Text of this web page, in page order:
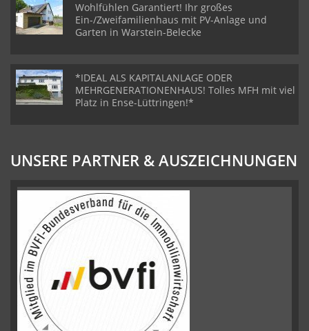
Wohlfühlen Garantiert! Ihr großes
Ein-/Zweifamilienhaus mit PV-Anlage und
Garten in Warstein-Belecke
*IDEAL ALS KAPITALANLAGE ODER
MEHRGENERATIONENHAUS! Tolles MFH mit viel
Platz in Ense-Lüttringen!*
UNSERE PARTNER & AUSZEICHNUNGEN